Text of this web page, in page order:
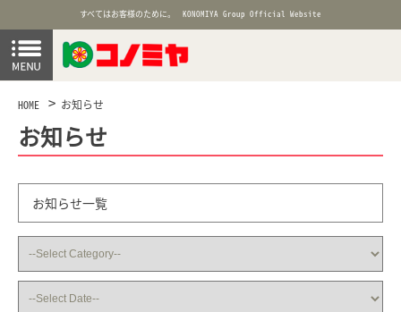
すべてはお客様のために。 KONOMIYA Group Official Website
HOME お知らせ
お知らせ
お知らせ一覧